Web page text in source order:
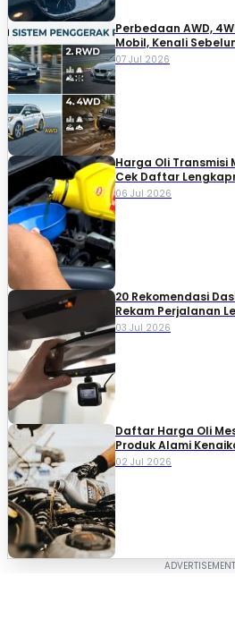
Perbedaan AWD,
Mobil, Kenali
07 Jul 2026
Harga Oli Transmisi
Cek Daftar
06 Jul 2026
20 Rekomendasi
Rekam Perjalanan
03 Jul 2026
Daftar Harga Oli
Produk Alami
02 Jul 2026